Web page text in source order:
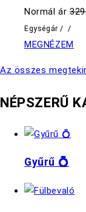
Normál ár
Egységár / /
MEGNÉZEM
Az összes
NÉPSZERŰ
Gyűrű 💍